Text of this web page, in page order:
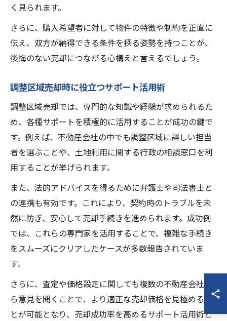
く見られます。
さらに、購入希望者に対して物件の特徴や制約を正直に
伝え、双方が納得できる条件を探る姿勢を持つことが、
後悔のない売却につながる心構えと言えるでしょう。
調整区域売却時に役立つサポート活用術
調整区域売却では、専門的な知識や経験が求められるた
め、各種サポートを積極的に活用することが成功の鍵で
す。例えば、不動産会社の中でも調整区域に詳しい担当
者を選ぶことや、土地利用に関する行政の相談窓口を利
用することが挙げられます。
また、法的アドバイスを得るために弁護士や司法書士と
の連携も有効です。これにより、契約時のトラブルを未
然に防ぎ、安心して売却手続きを進められます。成功例
では、これらの専門家を活用することで、複雑な手続き
をスムーズにクリアしたケースが多数報告されていま
す。
さらに、査定や価格設定に関しても複数の不動産会社か
ら意見を聞くことで、より適正な売却価格を見極めるこ
とが可能となり、売却成功率を高めるサポート活用術と